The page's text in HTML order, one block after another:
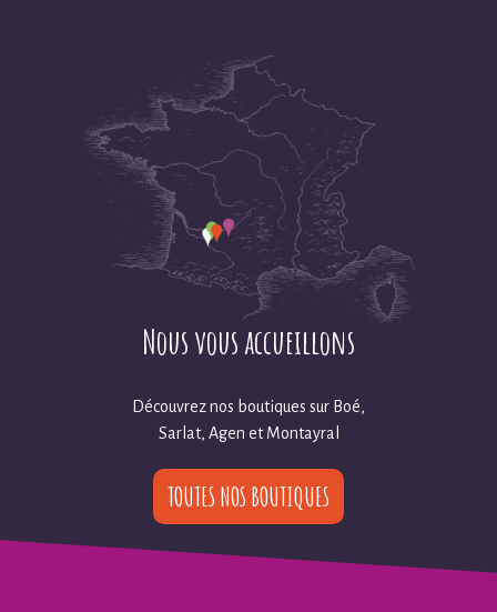
Nous vous accueillons
Découvrez nos boutiques sur Boé,
Sarlat, Agen et Montayral
TOUTES NOS BOUTIQUES